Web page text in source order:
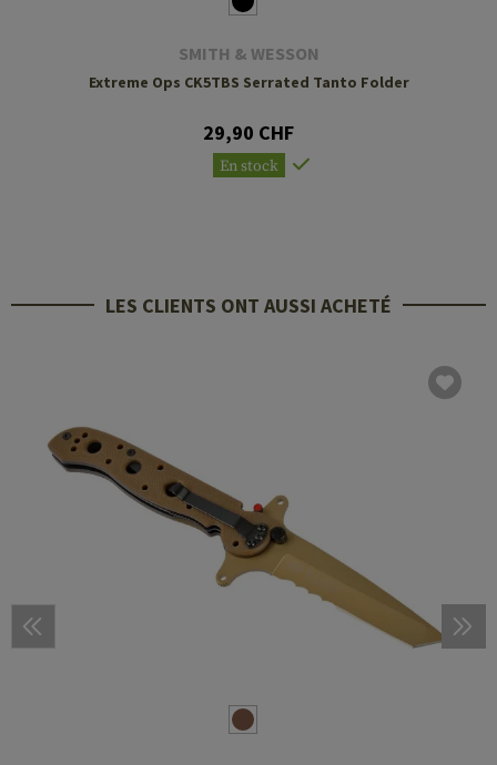
SMITH & WESSON
Extreme Ops CK5TBS Serrated Tanto Folder
29,90 CHF
En stock
LES CLIENTS ONT AUSSI ACHETÉ